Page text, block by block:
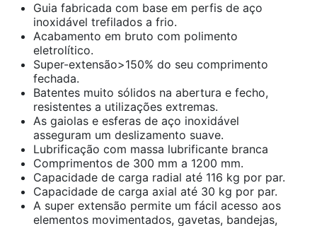
Guia fabricada com base em perfis de aço
inoxidável trefilados a frio.
Acabamento em bruto com polimento
eletrolítico.
Super-extensão>150% do seu comprimento
fechada.
Batentes muito sólidos na abertura e fecho,
resistentes a utilizações extremas.
As gaiolas e esferas de aço inoxidável
asseguram um deslizamento suave.
Lubrificação com massa lubrificante branca
Comprimentos de 300 mm a 1200 mm.
Capacidade de carga radial até 116 kg por par.
Capacidade de carga axial até 30 kg por par.
A super extensão permite um fácil acesso aos
elementos movimentados, gavetas, bandejas,